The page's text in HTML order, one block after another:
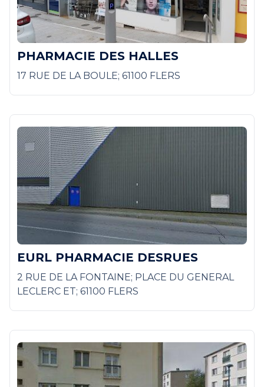
PHARMACIE DES HALLES
17 RUE DE LA BOULE; 61100 FLERS
EURL PHARMACIE DESRUES
2 RUE DE LA FONTAINE; PLACE DU GENERAL
LECLERC ET; 61100 FLERS